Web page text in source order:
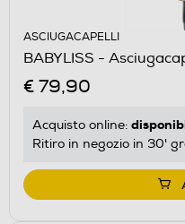
ASCIUGACAPELLI
BABYLISS -
€ 79,90
Acquisto online:
Ritiro in negozio in 30'